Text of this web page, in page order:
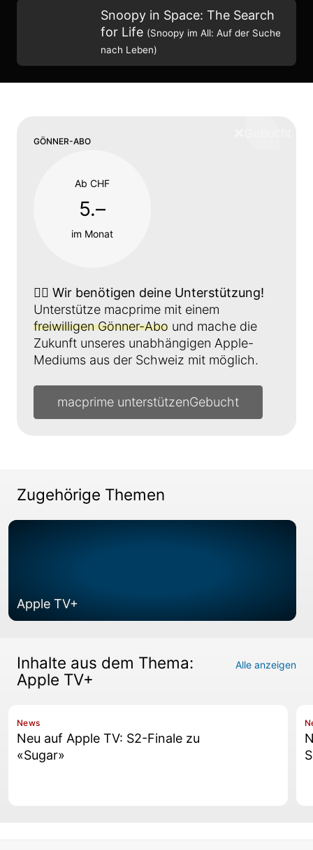
Snoopy in Space: The Search
for Life (Snoopy im All: Auf der Suche
nach Leben)
GÖNNER-ABO
Ab CHF
5.–
im Monat
👉🏼 Wir benötigen deine Unterstützung!
Unterstütze macprime mit einem
freiwilligen Gönner-Abo und mache die
Zukunft unseres unabhängigen Apple-
Mediums aus der Schweiz mit möglich.
macprime unterstützen
Zugehörige Themen
Apple TV+
Inhalte aus dem Thema:
Apple TV+
Alle anzeigen
News
Neu auf Apple TV: S2-Finale zu
«Sugar»